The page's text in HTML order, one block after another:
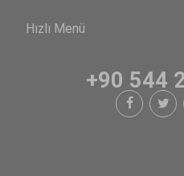
Hızlı Menü
+90 544